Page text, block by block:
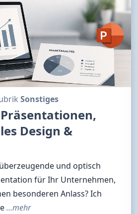
Sonstiges
Design &
und optisch
für Ihr Unternehmen,
besonderen Anlass? Ich
…mehr